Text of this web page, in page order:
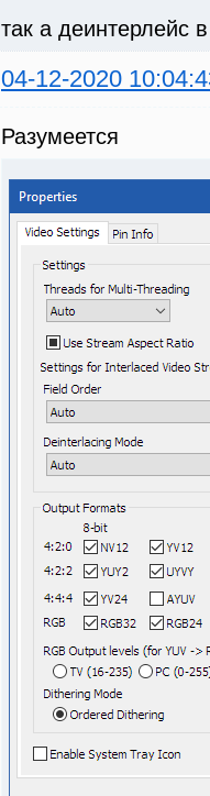
так а деинтерлейс
04-12-2020
Разумеется